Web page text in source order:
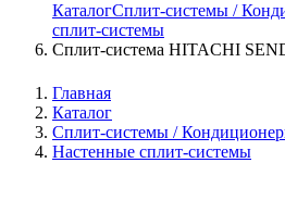
КаталогСплит-системы /
сплит-системы
Сплит-система HITACHI
Главная
Каталог
Сплит-системы /
Настенные сплит-системы